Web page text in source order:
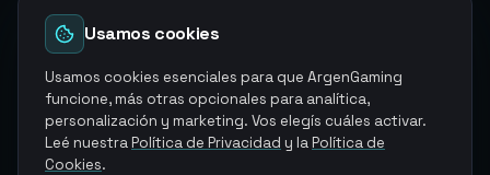
Usamos cookies
Usamos cookies esenciales para que ArgenGaming
funcione, más otras opcionales para analítica,
personalización y marketing. Vos elegís cuáles activar.
Leé nuestraPolítica de Privacidad y laPolítica de
Cookies.